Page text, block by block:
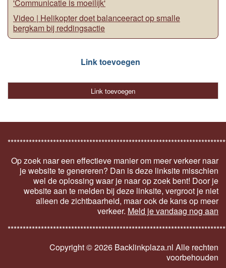
'Communicatie is moeilijk'
Video | Helikopter doet balanceeract op smalle
bergkam bij reddingsactie
Link toevoegen
Link toevoegen
Op zoek naar een effectieve manier om meer verkeer naar
je website te genereren? Dan is deze linksite misschien
wel de oplossing waar je naar op zoek bent! Door je
website aan te melden bij deze linksite, vergroot je niet
alleen de zichtbaarheid, maar ook de kans op meer
verkeer. Meld je vandaag nog aan
Copyright ©2026 Backlinkplaza.nl Alle rechten
voorbehouden